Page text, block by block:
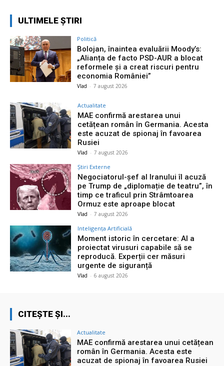
ULTIMELE ȘTIRI
Politică
Bolojan, înaintea evaluării Moody’s:
„Alianța de facto PSD-AUR a blocat
reformele și a creat riscuri pentru
economia României”
Vlad - 7 august 2026
Actualitate
MAE confirmă arestarea unui
cetățean român în Germania. Acesta
este acuzat de spionaj în favoarea
Rusiei
Vlad - 7 august 2026
Știri Externe
Negociatorul-șef al Iranului îl acuză
pe Trump de „diplomație de teatru”, în
timp ce traficul prin Strâmtoarea
Ormuz este aproape blocat
Vlad - 7 august 2026
Inteligența Artificială
Moment istoric în cercetare: AI a
proiectat virusuri capabile să se
reproducă. Experții cer măsuri
urgente de siguranță
Vlad - 6 august 2026
CITEȘTE ȘI...
Actualitate
MAE confirmă arestarea unui cetățean
român în Germania. Acesta este
acuzat de spionaj în favoarea Rusiei